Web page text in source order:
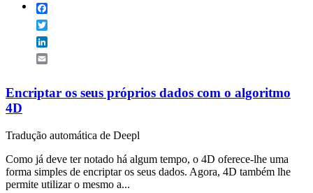
Encriptar os seus próprios dados com o algoritmo
4D
Tradução automática de Deepl
Como já deve ter notado há algum tempo, o 4D oferece-lhe uma
forma simples de encriptar os seus dados. Agora, 4D também lhe
permite utilizar o mesmo a...